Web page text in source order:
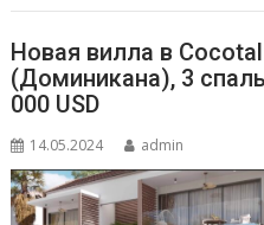
Новая вилла в
(Доминикана), 3
000 USD
14.05.2024 admin